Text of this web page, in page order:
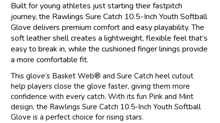
Built for young athletes just starting their fastpitch
journey, the Rawlings Sure Catch 10.5-Inch Youth Softball
Glove delivers premium comfort and easy playability. The
soft leather shell creates a lightweight, flexible feel that’s
easy to break in, while the cushioned finger linings provide
a more comfortable fit.
This glove’s Basket Web® and Sure Catch heel cutout
help players close the glove faster, giving them more
confidence with every catch. With its fun Pink and Mint
design, the Rawlings Sure Catch 10.5-Inch Youth Softball
Glove is a perfect choice for rising stars.